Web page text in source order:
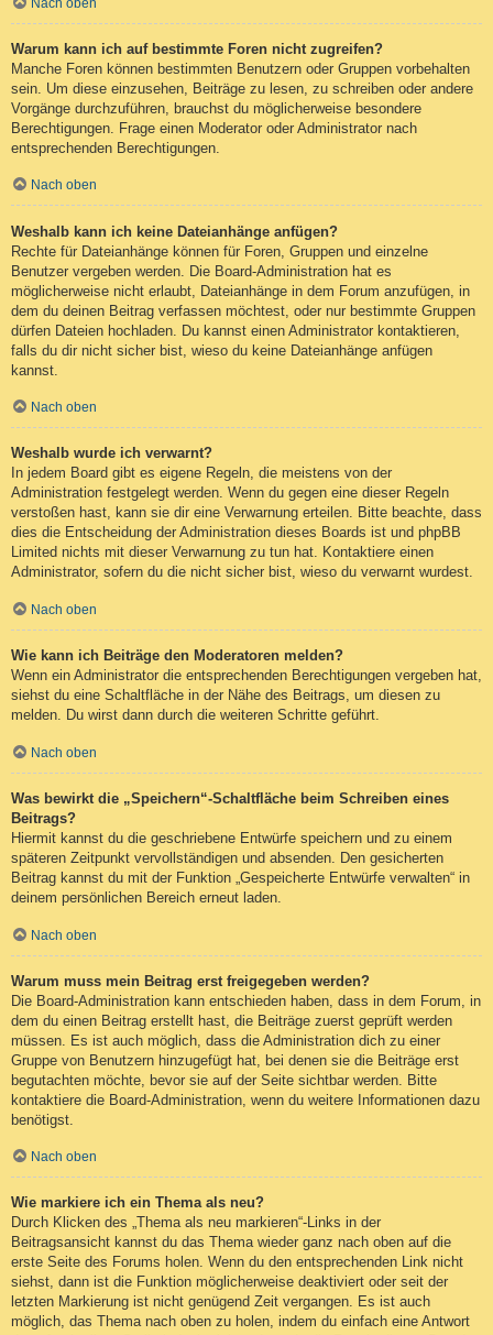
Warum kann ich auf bestimmte Foren nicht zugreifen?
Manche Foren können bestimmten Benutzern oder Gruppen vorbehalten
sein. Um diese einzusehen, Beiträge zu lesen, zu schreiben oder andere
Vorgänge durchzuführen, brauchst du möglicherweise besondere
Berechtigungen. Frage einen Moderator oder Administrator nach
entsprechenden Berechtigungen.
Nach oben
Weshalb kann ich keine Dateianhänge anfügen?
Rechte für Dateianhänge können für Foren, Gruppen und einzelne
Benutzer vergeben werden. Die Board-Administration hat es
möglicherweise nicht erlaubt, Dateianhänge in dem Forum anzufügen, in
dem du deinen Beitrag verfassen möchtest, oder nur bestimmte Gruppen
dürfen Dateien hochladen. Du kannst einen Administrator kontaktieren,
falls du dir nicht sicher bist, wieso du keine Dateianhänge anfügen
kannst.
Nach oben
Weshalb wurde ich verwarnt?
In jedem Board gibt es eigene Regeln, die meistens von der
Administration festgelegt werden. Wenn du gegen eine dieser Regeln
verstoßen hast, kann sie dir eine Verwarnung erteilen. Bitte beachte, dass
dies die Entscheidung der Administration dieses Boards ist und phpBB
Limited nichts mit dieser Verwarnung zu tun hat. Kontaktiere einen
Administrator, sofern du die nicht sicher bist, wieso du verwarnt wurdest.
Nach oben
Wie kann ich Beiträge den Moderatoren melden?
Wenn ein Administrator die entsprechenden Berechtigungen vergeben hat,
siehst du eine Schaltfläche in der Nähe des Beitrags, um diesen zu
melden. Du wirst dann durch die weiteren Schritte geführt.
Nach oben
Was bewirkt die „Speichern“-Schaltfläche beim Schreiben eines
Beitrags?
Hiermit kannst du die geschriebene Entwürfe speichern und zu einem
späteren Zeitpunkt vervollständigen und absenden. Den gesicherten
Beitrag kannst du mit der Funktion „Gespeicherte Entwürfe verwalten“ in
deinem persönlichen Bereich erneut laden.
Nach oben
Warum muss mein Beitrag erst freigegeben werden?
Die Board-Administration kann entschieden haben, dass in dem Forum, in
dem du einen Beitrag erstellt hast, die Beiträge zuerst geprüft werden
müssen. Es ist auch möglich, dass die Administration dich zu einer
Gruppe von Benutzern hinzugefügt hat, bei denen sie die Beiträge erst
begutachten möchte, bevor sie auf der Seite sichtbar werden. Bitte
kontaktiere die Board-Administration, wenn du weitere Informationen dazu
benötigst.
Nach oben
Wie markiere ich ein Thema als neu?
Durch Klicken des „Thema als neu markieren“-Links in der
Beitragsansicht kannst du das Thema wieder ganz nach oben auf die
erste Seite des Forums holen. Wenn du den entsprechenden Link nicht
siehst, dann ist die Funktion möglicherweise deaktiviert oder seit der
letzten Markierung ist nicht genügend Zeit vergangen. Es ist auch
möglich, das Thema nach oben zu holen, indem du einfach eine Antwort